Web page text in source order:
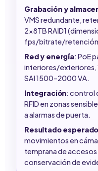
Grabación y
VMS redundante,
2x8TB RAID1
fps/bitrate/
Red y energía: PoE
interiores/exteriores,
SAI 1500–2000 VA.
Integración: control
RFID en zonas
a alarmas de puerta.
Resultado esperado
movimientos en
temprana de
conservación de